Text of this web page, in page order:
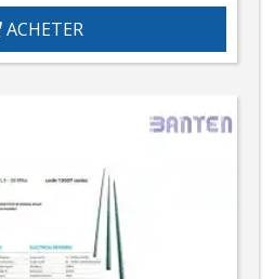
ACHETER